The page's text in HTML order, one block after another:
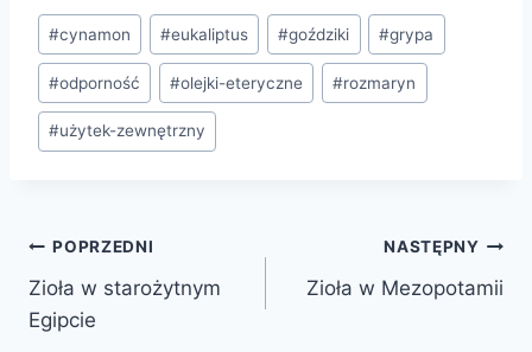
#cynamon #eukaliptus #goździki #grypa
#odporność #olejki-eteryczne #rozmaryn
#użytek-zewnętrzny
POPRZEDNI
Zioła w starożytnym
Egipcie
NASTĘPNY
Zioła w Mezopotamii